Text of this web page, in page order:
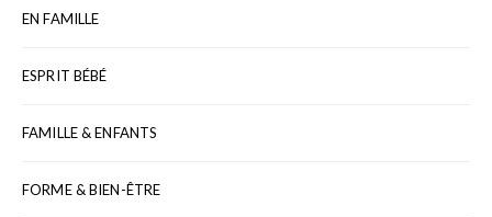
EN FAMILLE
ESPRIT BÉBÉ
FAMILLE & ENFANTS
FORME & BIEN-ÊTRE